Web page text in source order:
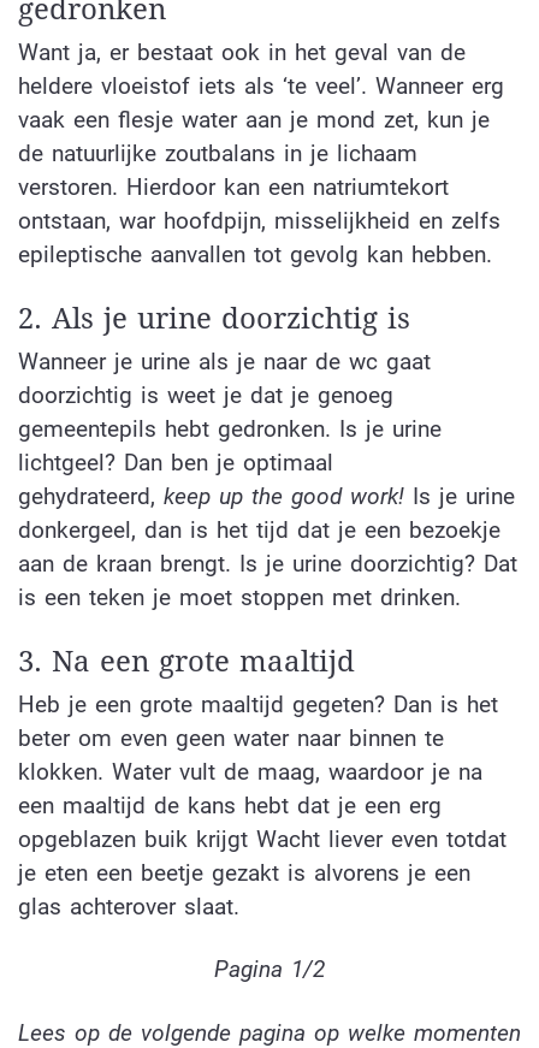
gedronken
Want ja, er bestaat ook in het geval van de
heldere vloeistof iets als ‘te veel’. Wanneer erg
vaak een flesje water aan je mond zet, kun je
de natuurlijke zoutbalans in je lichaam
verstoren. Hierdoor kan een natriumtekort
ontstaan, war hoofdpijn, misselijkheid en zelfs
epileptische aanvallen tot gevolg kan hebben.
2. Als je urine doorzichtig is
Wanneer je urine als je naar de wc gaat
doorzichtig is weet je dat je genoeg
gemeentepils hebt gedronken. Is je urine
lichtgeel? Dan ben je optimaal
gehydrateerd, keep up the good work! Is je urine
donkergeel, dan is het tijd dat je een bezoekje
aan de kraan brengt. Is je urine doorzichtig? Dat
is een teken je moet stoppen met drinken.
3. Na een grote maaltijd
Heb je een grote maaltijd gegeten? Dan is het
beter om even geen water naar binnen te
klokken. Water vult de maag, waardoor je na
een maaltijd de kans hebt dat je een erg
opgeblazen buik krijgt Wacht liever even totdat
je eten een beetje gezakt is alvorens je een
glas achterover slaat.
Pagina 1/2
Lees op de volgende pagina op welke momenten